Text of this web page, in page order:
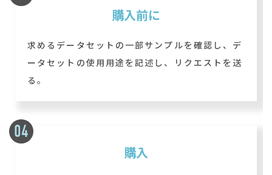
購入前に
求めるデータセットの一部サンプルを確認し、デ
ータセットの使用用途を記述し、リクエストを送
る。
購入